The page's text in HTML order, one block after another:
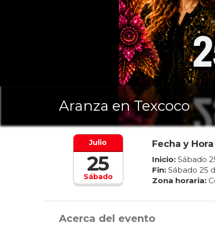
Aranza en Texcoco
Sábado
Julio
25
Fecha y Hora
Inicio: Sábado
Fin: Sábado 25
Zona horaria:
Acerca del evento